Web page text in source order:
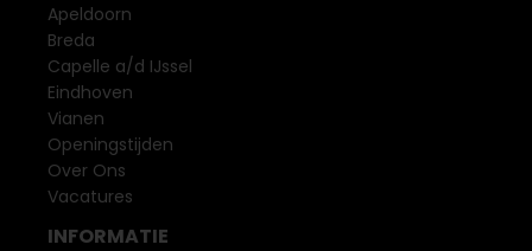
Apeldoorn
Breda
Capelle a/d IJssel
Eindhoven
Vianen
Openingstijden
Over Ons
Vacatures
INFORMATIE